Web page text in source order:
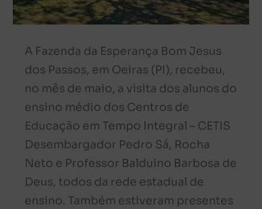
A Fazenda da Esperança Bom Jesus
dos Passos, em Oeiras (PI), recebeu,
no mês de maio, a visita dos alunos do
ensino médio dos Centros de
Educação em Tempo Integral – CETIS
Desembargador Pedro Sá, Rocha
Neto e Professor Balduino Barbosa de
Deus, todos da rede estadual de
ensino. Também estiveram presentes